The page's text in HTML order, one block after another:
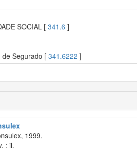
SOCIAL [ 341.6 ]
de Segurado [ 341.6222 ]
1999.
: il.